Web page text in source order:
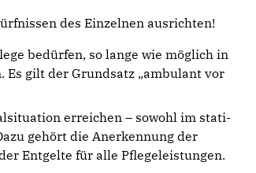
des Einzelnen ausrichten!
bedürfen, so lange wie mög­lich in
gilt der Grundsatz „ambulant vor
erreichen – sowohl im stati­
gehört die Anerkennung der
Entgelte für alle Pflegeleis­tungen.